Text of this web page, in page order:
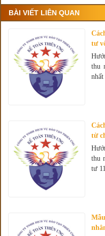
BÀI VIẾT LIÊN QUAN
tư
thu
nhất
từ
thu
tư